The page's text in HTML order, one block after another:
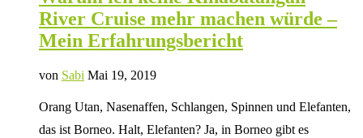
River Cruise mehr machen würde –
Mein Erfahrungsbericht
von Sabi Mai 19, 2019
Orang Utan, Nasenaffen, Schlangen, Spinnen und Elefanten,
das ist Borneo. Halt, Elefanten? Ja, in Borneo gibt es